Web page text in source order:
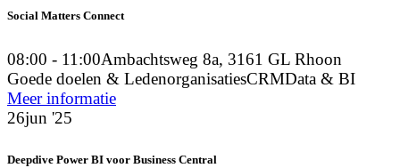
Social Matters Connect
08:00 - 11:00Ambachtsweg 8a, 3161 GL Rhoon
Goede doelen & LedenorganisatiesCRMData & BI
Meer informatie
26jun '25
Deepdive Power BI voor Business Central